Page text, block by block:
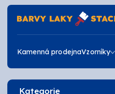
Kamenná prodejnaVzorníky
Kategorie